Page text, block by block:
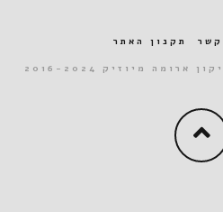
תקנון האתר
מיוזיק 2016-2024